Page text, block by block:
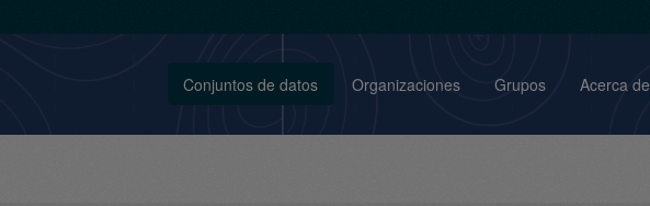
Conjuntos de datos Organizaciones Grupos Acerca de